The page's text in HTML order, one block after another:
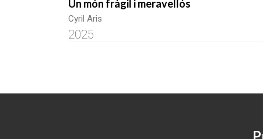
Un món fràgil i meravellós
Cyril Aris
2025